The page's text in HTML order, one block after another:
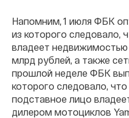
Напомним, 1 июля ФБК
из которого следовало,
владеет
млрд рублей, а также
прошлой неделе ФБК
которого следовало,
подставное лицо
дилером мотоциклов